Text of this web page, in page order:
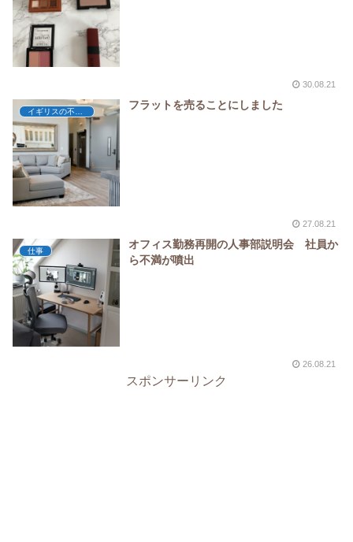
30.08.21
フラットを売ることにしました
27.08.21
仕事
オフィス勤務再開の人事部説明会 社員か
ら不満が噴出
26.08.21
スポンサーリンク